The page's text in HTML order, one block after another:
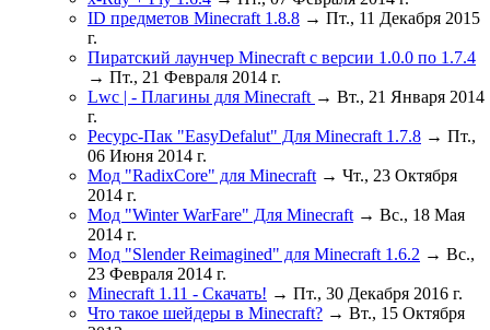
ID предметов Minecraft 1.8.8 → Пт., 11 Декабря 2015
г.
Пиратский лаунчер Minecraft с версии 1.0.0 по 1.7.4
→ Пт., 21 Февраля 2014 г.
Lwc | - Плагины для Minecraft → Вт., 21 Января 2014
г.
Ресурс-Пак "EasyDefalut" Для Minecraft 1.7.8 → Пт.,
06 Июня 2014 г.
Мод "RadixCore" для Minecraft → Чт., 23 Октября
2014 г.
Мод "Winter WarFare" Для Minecraft → Вс., 18 Мая
2014 г.
Мод "Slender Reimagined" для Minecraft 1.6.2 → Вс.,
23 Февраля 2014 г.
Minecraft 1.11 - Скачать! → Пт., 30 Декабря 2016 г.
Что такое шейдеры в Minecraft? → Вт., 15 Октября